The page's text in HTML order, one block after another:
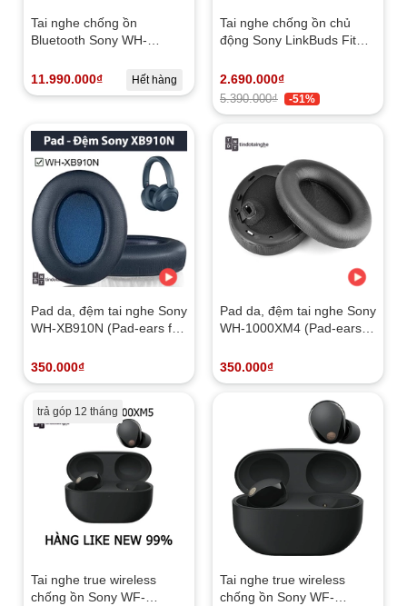
Tai nghe chống ồn
Bluetooth Sony WH-
11.990.000₫
Hết hàng
Tai nghe chống ồn chủ
động Sony LinkBuds Fit
(nobox)
2.690.000₫
5.390.000₫ -51%
Pad da, đệm tai nghe Sony
WH-XB910N (Pad-ears for
350.000₫
Pad da, đệm tai nghe Sony
WH-1000XM4 (Pad-ears
350.000₫
trả góp 12 tháng
Tai nghe true wireless
chống ồn Sony WF-
Tai nghe true wireless
chống ồn Sony WF-